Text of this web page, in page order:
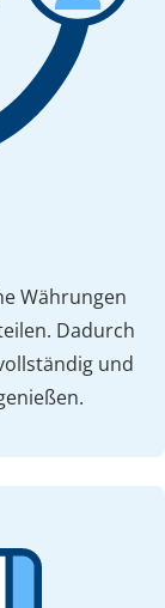
Währungen
Dadurch
und